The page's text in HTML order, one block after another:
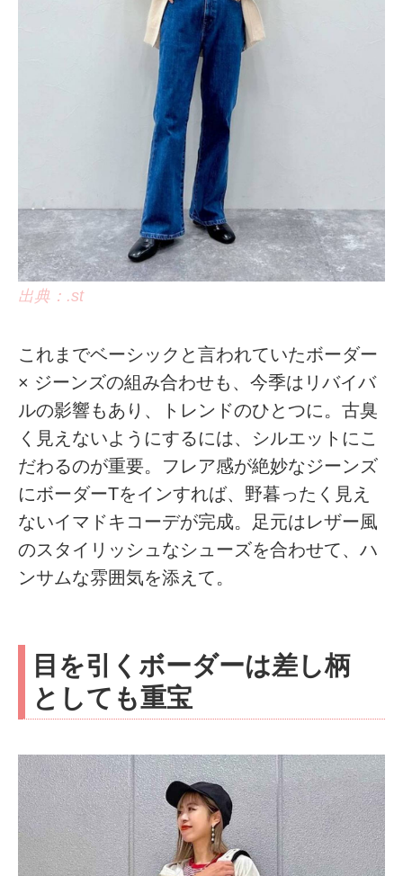
出典：.st
これまでベーシックと言われていたボーダー
× ジーンズの組み合わせも、今季はリバイバ
ルの影響もあり、トレンドのひとつに。古臭
く見えないようにするには、シルエットにこ
だわるのが重要。フレア感が絶妙なジーンズ
にボーダーTをインすれば、野暮ったく見え
ないイマドキコーデが完成。足元はレザー風
のスタイリッシュなシューズを合わせて、ハ
ンサムな雰囲気を添えて。
目を引くボーダーは差し柄
としても重宝